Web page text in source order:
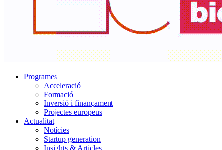
Programes
Acceleració
Formació
Inversió i finançament
Projectes europeus
Actualitat
Notícies
Startup generation
Insights & Articles